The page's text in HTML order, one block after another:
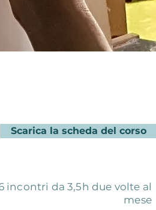
Scarica la scheda del corso
incontri da 3,5h due volte al
mese